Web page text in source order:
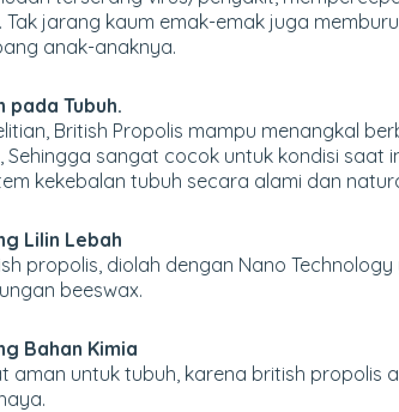
Tak jarang kaum emak-emak juga
anak-anaknya.
pada Tubuh.
British Propolis mampu menangkal
Sehingga sangat cocok untuk kondisi saat
kekebalan tubuh secara alami dan
Lilin Lebah
propolis, diolah dengan Nano
beeswax.
Bahan Kimia
aman untuk tubuh, karena british propolis